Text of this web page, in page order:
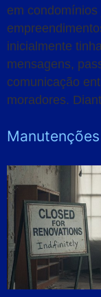
em
inicialmente
mensagens,
comunicação
moradores.